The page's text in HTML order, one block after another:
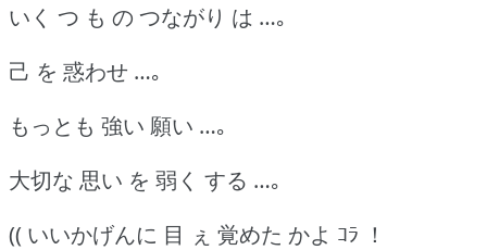
いく つ も の つながり は …｡
己 を 惑わせ …｡
もっとも 強い 願い …｡
大切な 思い を 弱く する …｡
(( いいかげんに 目 ぇ 覚めた かよ ｺﾗ ！